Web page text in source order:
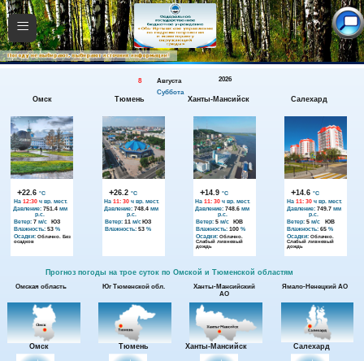
На 12:30 ч вр. мест.
+22.6°C
Влажность: 53 %
Давление:751.4 мм
р.с.
Ветер: 7 м/с ЮЗ
Осадки: Облачно. Без
осадков
На11: 30ч вр. мест.
+26.2 °C
Влажность: 53 %
Давление: 748.4мм
р.с.
Ветер: 11 м/с ЮЗ
На11: 30ч вр. мест.
+14.9 °C
Влажность: 100 %
Давление: 748.6мм
р.с.
Ветер: 5 м/с ЮВ
Осадки: Облачно.
Слабый ливневый
дождь
На 11: 30 ч вр. мест.
+14.6°C
Влажность:65%
Давление:749.7 мм
р.с.
Ветер:5м/с ЮВ
Осадки:Облачно.
Слабый ливневый
дождь
8 Августа
2026
Суббота
Омск Тюмень Ханты-Мансийск Салехард
Прогноз погоды на трое суток по Омской и Тюменской областям
Омская область
Омск
Юг Тюменской обл.
Тюмень
Ханты-Мансийский
АО
Ханты-Мансийск
Ямало-Ненецкий АО
Салехард
≡